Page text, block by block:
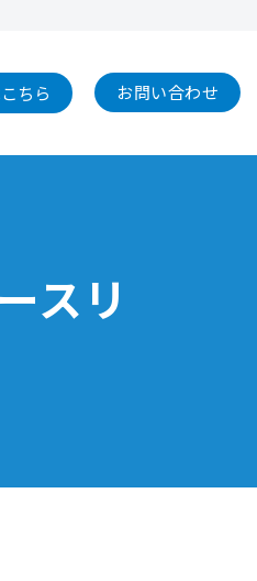
ちら お問い合わせ
スリ